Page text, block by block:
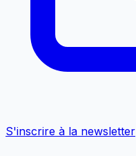
S'inscrire à la newsletter